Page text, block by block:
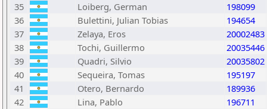
35
Loiberg, German
198099
36
Bulettini, Julian Tobias
194654
37
Zelaya, Eros
20002483
38
Tochi, Guillermo
20035446
39
Quadri, Silvio
20035802
40
Sequeira, Tomas
195197
41
Otero, Bernardo
189936
42
Lina, Pablo
196711